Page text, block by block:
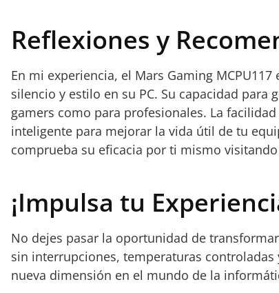
Reflexiones y
En mi experiencia, el Mars Gaming
silencio y estilo en su PC. Su capacidad
gamers como para profesionales. La
inteligente para mejorar la vida útil de tu
comprueba su eficacia por ti mismo
¡Impulsa tu
No dejes pasar la oportunidad de
sin interrupciones, temperaturas controladas
nueva dimensión en el mundo de la